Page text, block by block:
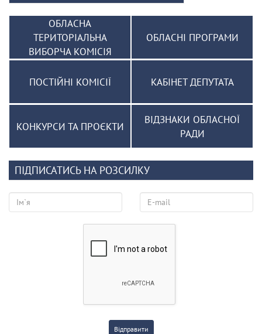
ОБЛАСНА
ТЕРИТОРІАЛЬНА
ВИБОРЧА КОМІСІЯ
ОБЛАСНІ ПРОГРАМИ
ПОСТІЙНІ КОМІСІЇ КАБІНЕТ ДЕПУТАТА
КОНКУРСИ ТА ПРОЄКТИ
ВІДЗНАКИ ОБЛАСНОЇ
РАДИ
ПІДПИСАТИСЬ НА РОЗСИЛКУ
Відправити